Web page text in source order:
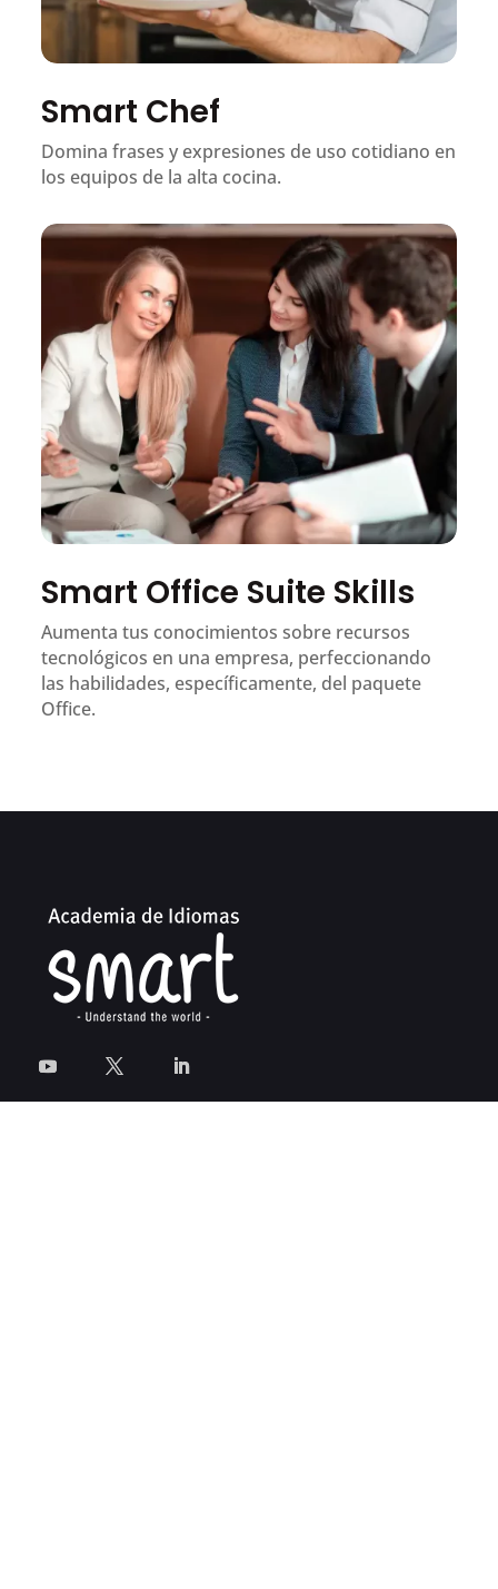
Smart Chef
Domina frases y expresiones de uso cotidiano en
los equipos de la alta cocina.
Smart Office Suite Skills
Aumenta tus conocimientos sobre recursos
tecnológicos en una empresa, perfeccionando
las habilidades, específicamente, del paquete
Office.